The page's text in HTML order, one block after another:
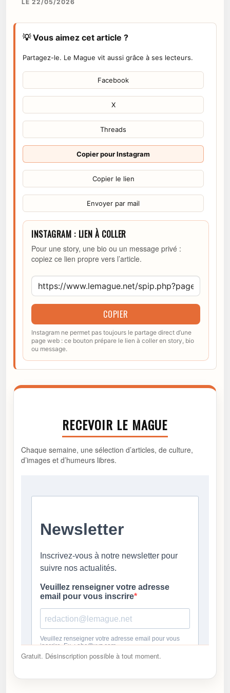
LE 22/05/2026
💡 Vous aimez cet article ?
Partagez-le. Le Mague vit aussi grâce à ses lecteurs.
Facebook
X
Threads
Copier pour Instagram
Copier le lien
Envoyer par mail
INSTAGRAM : LIEN À COLLER
Pour une story, une bio ou un message privé :
copiez ce lien propre vers l’article.
COPIER
Instagram ne permet pas toujours le partage direct d’une
page web : ce bouton prépare le lien à coller en story, bio
ou message.
RECEVOIR LE MAGUE
Chaque semaine, une sélection d’articles, de culture,
d’images et d’humeurs libres.
Gratuit. Désinscription possible à tout moment.